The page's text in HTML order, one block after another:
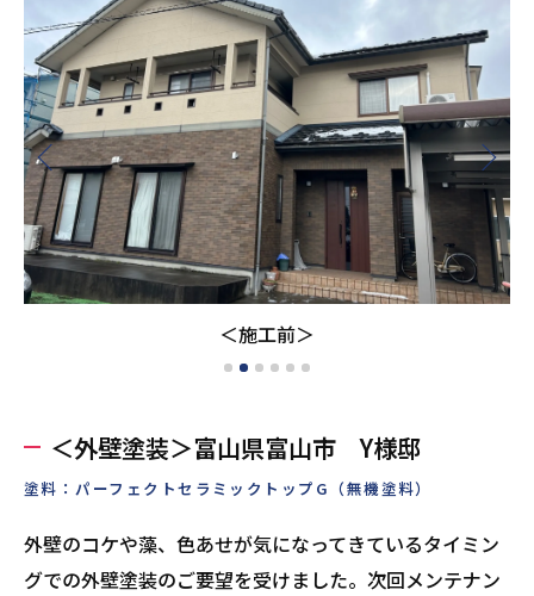
＜施工前＞
＜外壁塗装＞富山県富山市 Y様邸
塗料：パーフェクトセラミックトップG（無機塗料）
外壁のコケや藻、色あせが気になってきているタイミン
グでの外壁塗装のご要望を受けました。次回メンテナン